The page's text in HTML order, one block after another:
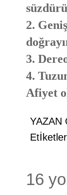
2.
3.
4.
Afiyet
YAZAN
16